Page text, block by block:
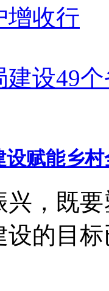
增收行
建设49
设赋能乡
兴，既
设的目